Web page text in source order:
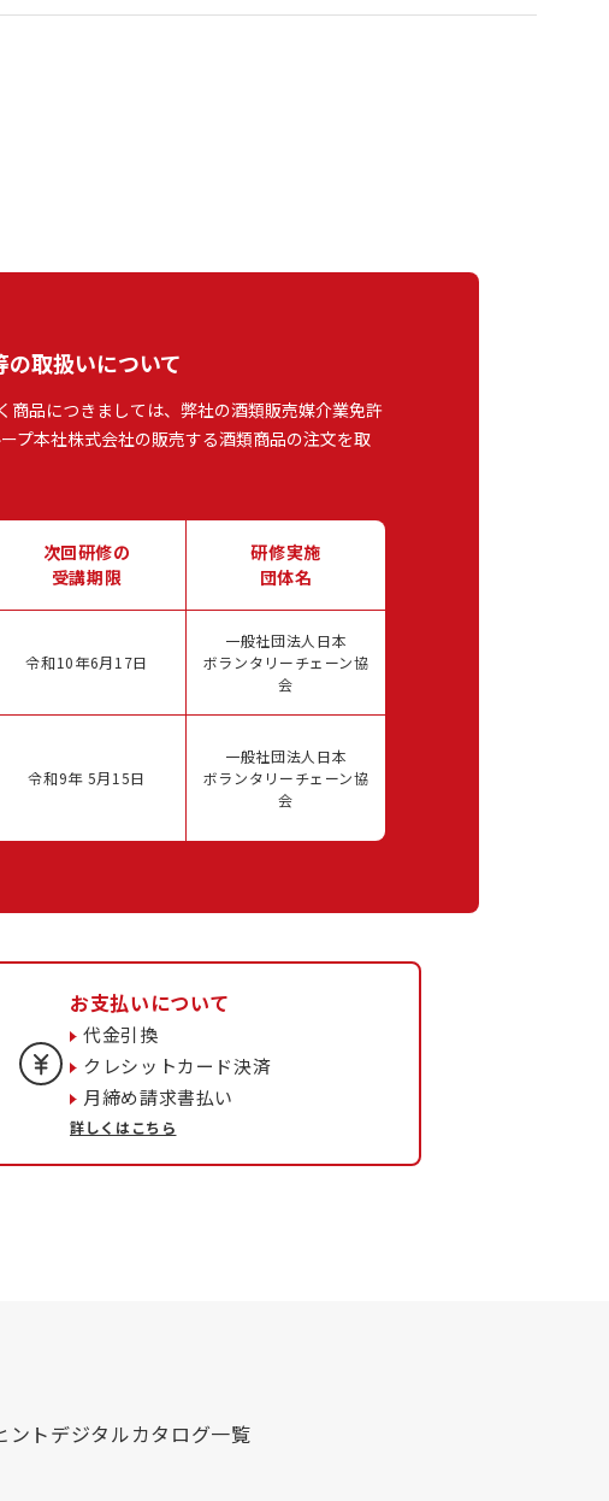
取扱いについて
商品につきましては、弊社の酒類販売媒介業免許
プ本社株式会社の販売する酒類商品の注文を取
次回研修の
受講期限
研修実施
団体名
令和10年6月17日
一般社団法人日本
ボランタリーチェーン協
会
令和9年 5月15日
一般社団法人日本
ボランタリーチェーン協
会
お支払いについて
代金引換
クレシットカード決済
月締め請求書払い
詳しくはこちら
ントデジタルカタログ一覧